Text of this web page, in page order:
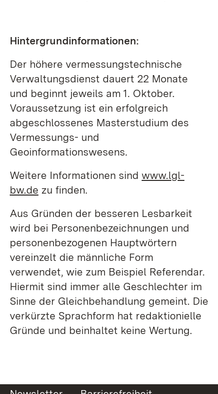
Hintergrundinformationen:
Der höhere vermessungstechnische
Verwaltungsdienst dauert 22 Monate
und beginnt jeweils am 1. Oktober.
Voraussetzung ist ein erfolgreich
abgeschlossenes Masterstudium des
Vermessungs- und
Geoinformationswesens.
Weitere Informationen sind www.lgl-
bw.de zu finden.
Aus Gründen der besseren Lesbarkeit
wird bei Personenbezeichnungen und
personenbezogenen Hauptwörtern
vereinzelt die männliche Form
verwendet, wie zum Beispiel Referendar.
Hiermit sind immer alle Geschlechter im
Sinne der Gleichbehandlung gemeint. Die
verkürzte Sprachform hat redaktionielle
Gründe und beinhaltet keine Wertung.